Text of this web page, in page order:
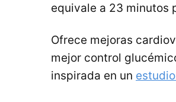
equivale a 23 minutos
Ofrece mejoras
mejor control
inspirada en un